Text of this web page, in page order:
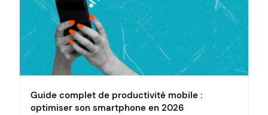
Guide complet de productivité mobile :
optimiser son smartphone en 2026